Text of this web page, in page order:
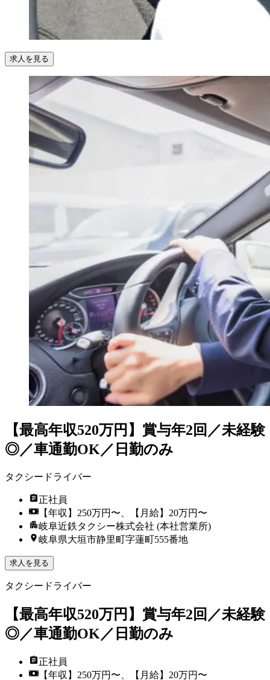
求人を見る
【最高年収520万円】賞与年2回／未経験
◎／車通勤OK／日勤のみ
タクシードライバー
正社員
【年収】250万円〜、【月給】20万円〜
岐阜近鉄タクシー株式会社 (本社営業所)
岐阜県大垣市静里町字蓮町555番地
求人を見る
タクシードライバー
【最高年収520万円】賞与年2回／未経験
◎／車通勤OK／日勤のみ
正社員
【年収】250万円〜、【月給】20万円〜